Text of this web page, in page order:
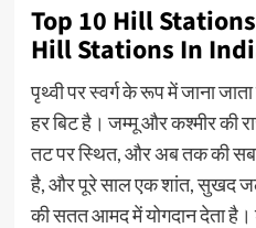
Top 10 Hill
Hill Stations In
पृथ्वी पर स्वर्ग के रूप में जाना
हर बिट है। जम्मू और कश्मीर की
तट पर स्थित, और अब तक की
है, और पूरे साल एक शांत, सुखद
की सतत आमद में योगदान देता